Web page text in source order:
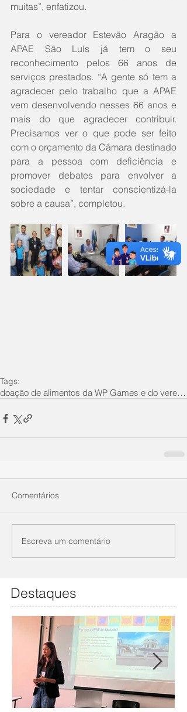
muitas”, enfatizou.
Para o vereador Estevão Aragão a
APAE São Luís já tem o seu
reconhecimento pelos 66 anos de
serviços prestados. “A gente só tem a
agradecer pelo trabalho que a APAE
vem desenvolvendo nesses 66 anos e
mais do que agradecer contribuir.
Precisamos ver o que pode ser feito
com o orçamento da Câmara destinado
para a pessoa com deficiência e
promover debates para envolver a
sociedade e tentar conscientizá-la
sobre a causa”, completou.
Tags:
doação de alimentos da WP Games e do vereador Este
Comentários
Escreva um comentário
Destaques